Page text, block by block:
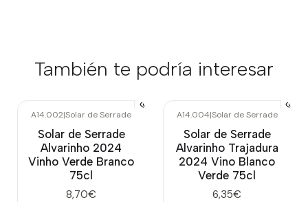
También te podría interesar
A14.002|Solar de Serrade
Solar de Serrade
Alvarinho 2024
Vinho Verde Branco
75cl
8,70€
A14.004|Solar de Serrade
Solar de Serrade
Alvarinho Trajadura
2024 Vino Blanco
Verde 75cl
6,35€